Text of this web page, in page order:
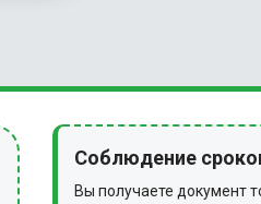
Соблюдение
Вы получаете документ